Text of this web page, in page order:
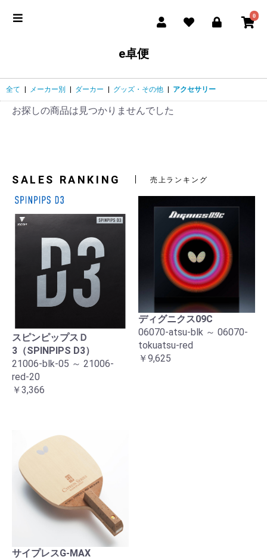
0
e卓便
全て メーカー別 ダーカー グッズ・その他 アクセサリー
お探しの商品は見つかりませんでした
SALES RANKING 売上ランキング
スピンピップスＤ
3（SPINPIPS D3）
21006-blk-05 ～ 21006-
red-20
￥3,366
ディグニクス09C
06070-atsu-blk ～ 06070-
tokuatsu-red
￥9,625
サイプレスG-MAX